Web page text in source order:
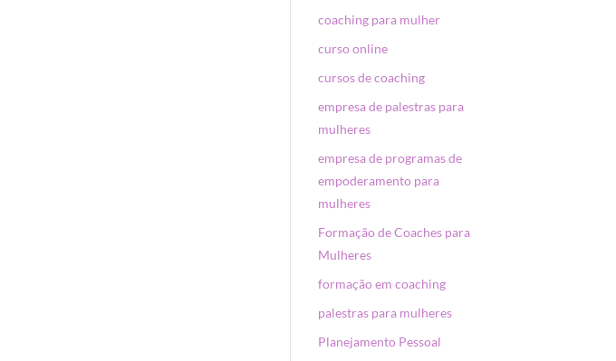
coaching para mulher
curso online
cursos de coaching
empresa de palestras para
mulheres
empresa de programas de
empoderamento para
mulheres
Formação de Coaches para
Mulheres
formação em coaching
palestras para mulheres
Planejamento Pessoal